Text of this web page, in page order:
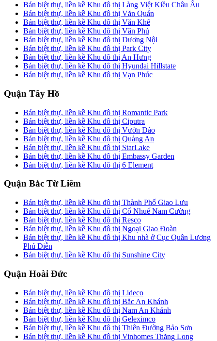
Bán biệt thự, liền kề Khu đô thị Làng Việt Kiều Châu Âu
Bán biệt thự, liền kề Khu đô thị Văn Quán
Bán biệt thự, liền kề Khu đô thị Văn Khê
Bán biệt thự, liền kề Khu đô thị Văn Phú
Bán biệt thự, liền kề Khu đô thị Dương Nội
Bán biệt thự, liền kề Khu đô thị Park City
Bán biệt thự, liền kề Khu đô thị An Hưng
Bán biệt thự, liền kề Khu đô thị Hyundai Hillstate
Bán biệt thự, liền kề Khu đô thị Vạn Phúc
Quận Tây Hồ
Bán biệt thự, liền kề Khu đô thị Romantic Park
Bán biệt thự, liền kề Khu đô thị Ciputra
Bán biệt thự, liền kề Khu đô thị Vườn Đào
Bán biệt thự, liền kề Khu đô thị Quảng An
Bán biệt thự, liền kề Khu đô thị StarLake
Bán biệt thự, liền kề Khu đô thị Embassy Garden
Bán biệt thự, liền kề Khu đô thị 6 Element
Quận Bắc Từ Liêm
Bán biệt thự, liền kề Khu đô thị Thành Phố Giao Lưu
Bán biệt thự, liền kề Khu đô thị Cổ Nhuế Nam Cường
Bán biệt thự, liền kề Khu đô thị Resco
Bán biệt thự, liền kề Khu đô thị Ngoại Giao Đoàn
Bán biệt thự, liền kề Khu đô thị Khu nhà ở Cục Quân Lương
Phú Diễn
Bán biệt thự, liền kề Khu đô thị Sunshine City
Quận Hoài Đức
Bán biệt thự, liền kề Khu đô thị Lideco
Bán biệt thự, liền kề Khu đô thị Bắc An Khánh
Bán biệt thự, liền kề Khu đô thị Nam An Khánh
Bán biệt thự, liền kề Khu đô thị Geleximco
Bán biệt thự, liền kề Khu đô thị Thiên Đường Bảo Sơn
Bán biệt thự, liền kề Khu đô thị Vinhomes Thăng Long